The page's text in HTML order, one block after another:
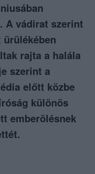
A vádirat szerint
ürülékében
rajta a halála
szerint a
előtt közbe
különös
emberölésnek